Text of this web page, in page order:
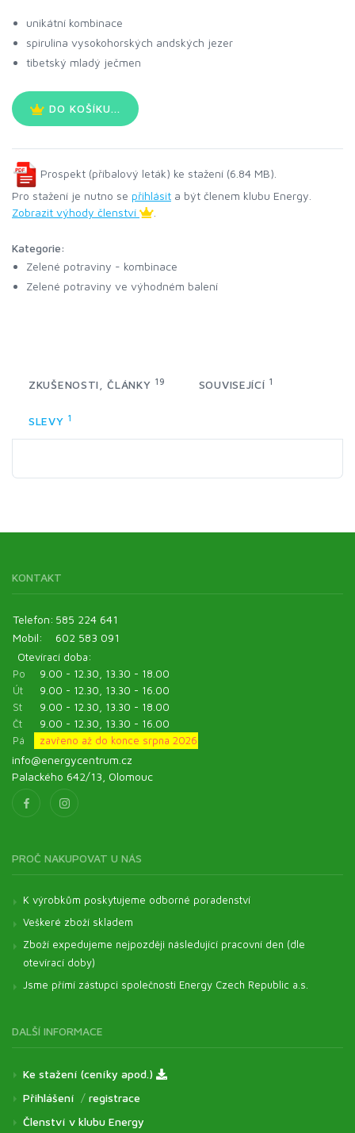
unikátní kombinace
spirulina vysokohorských andských jezer
tibetský mladý ječmen
DO KOŠÍKU...
Prospekt (příbalový leták) ke stažení (6.84 MB).
Pro stažení je nutno se přihlásit a být členem klubu Energy.
Zobrazit výhody členství
Kategorie:
Zelené potraviny - kombinace
Zelené potraviny ve výhodném balení
ZKUŠENOSTI, ČLÁNKY 19 SOUVISEJÍCÍ 1
SLEVY 1
KONTAKT
Telefon: 585 224 641
Mobil:
602 583 091
Otevírací doba:
Po
9.00 - 12.30, 13.30 - 18.00
Út
9.00 - 12.30, 13.30 - 16.00
St
9.00 - 12.30, 13.30 - 18.00
Čt
9.00 - 12.30, 13.30 - 16.00
Pá
zavřeno až do konce srpna 2026
info@energycentrum.cz
Palackého 642/13, Olomouc
PROČ NAKUPOVAT U NÁS
K výrobkům poskytujeme odborné poradenství
Veškeré zboží skladem
Zboží expedujeme nejpozději následující pracovní den (dle
otevírací doby)
Jsme přímí zástupci společnosti Energy Czech Republic a.s.
DALŠÍ INFORMACE
Ke stažení (ceníky apod.)
Přihlášení / registrace
Členství v klubu Energy